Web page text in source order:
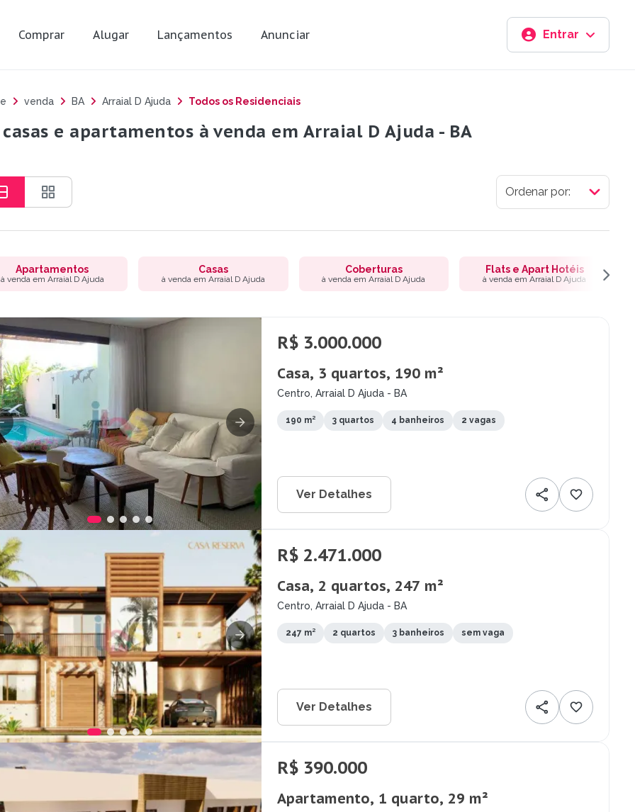
Comprar Alugar Lançamentos Anunciar Entrar
venda BA Arraial D Ajuda Todos os Residenciais
e apartamentos à venda em Arraial D Ajuda - BA
Apartamentos
à venda em Arraial D Ajuda
Casas
à venda em Arraial D Ajuda
Coberturas
à venda em Arraial D Ajuda
Flats e Apart Hotéis
à venda em Arraial D Ajuda
R$ 3.000.000
Casa, 3 quartos, 190 m²
Centro, Arraial D Ajuda - BA
190 m² 3 quartos 4 banheiros 2 vagas
Ver Detalhes
R$ 2.471.000
Casa, 2 quartos, 247 m²
Centro, Arraial D Ajuda - BA
247 m² 2 quartos 3 banheiros sem vaga
Ver Detalhes
R$ 390.000
Apartamento, 1 quarto, 29 m²